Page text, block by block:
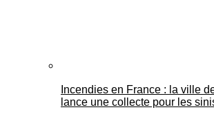
Incendies en France : la ville
lance une collecte pour les